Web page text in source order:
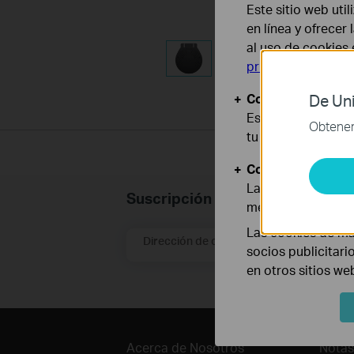
Suscripción
Dirección de correo electrónico
Acerca de Nosotros
De
Este sitio web
en línea y ofrecer
al uso de
privacidad
Cookies Básicas
Estas cookies
tu sistema.
Cookies de
Las cookies de
mejorar y adaptar
Las cookies de
socios
en otros sitios